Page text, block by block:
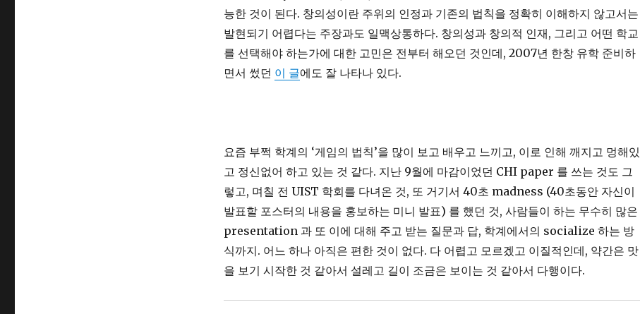
능한 것이 된다. 창의성이란 주위의 인정과 기존의 법칙을 정확히 이해하지 않고서는
발현되기 어렵다는 주장과도 일맥상통하다. 창의성과 창의적 인재, 그리고 어떤 학교
를 선택해야 하는가에 대한 고민은 전부터 해오던 것인데, 2007년 한창 유학 준비하
면서 썼던 이 글에도 잘 나타나 있다.
요즘 부쩍 학계의 ‘게임의 법칙’을 많이 보고 배우고 느끼고, 이로 인해 깨지고 멍해있
고 정신없어 하고 있는 것 같다. 지난 9월에 마감이었던 CHI paper 를 쓰는 것도 그
렇고, 며칠 전 UIST 학회를 다녀온 것, 또 거기서 40초 madness (40초동안 자신이
발표할 포스터의 내용을 홍보하는 미니 발표) 를 했던 것, 사람들이 하는 무수히 많은
presentation 과 또 이에 대해 주고 받는 질문과 답, 학계에서의 socialize 하는 방
식까지. 어느 하나 아직은 편한 것이 없다. 다 어렵고 모르겠고 이질적인데, 약간은 맛
을 보기 시작한 것 같아서 설레고 길이 조금은 보이는 것 같아서 다행이다.